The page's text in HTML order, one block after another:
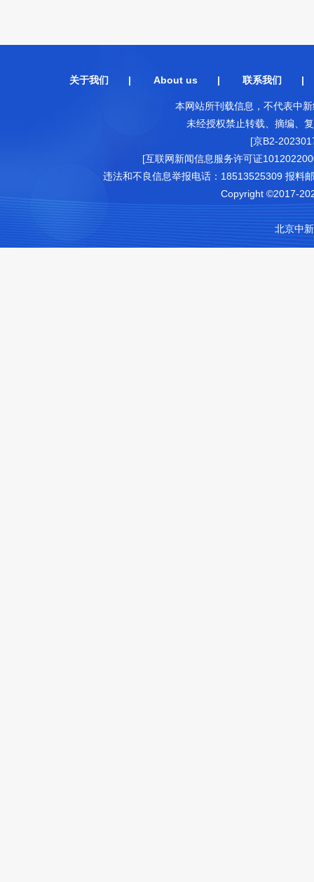
关于我们 | About us| 联系我们
本网站所刊载信息，不代表中
未经授权禁止转载、摘编、
[京B2-
[互联网新闻信息服务许可证
违法和不良信息举报电话：18513525309 报料
Copyright ©2017-
北京中